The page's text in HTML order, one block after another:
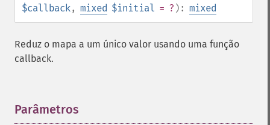
$callback, mixed $initial = ? ): mixed
Reduz o mapa a um único valor usando uma função
callback.
Parâmetros